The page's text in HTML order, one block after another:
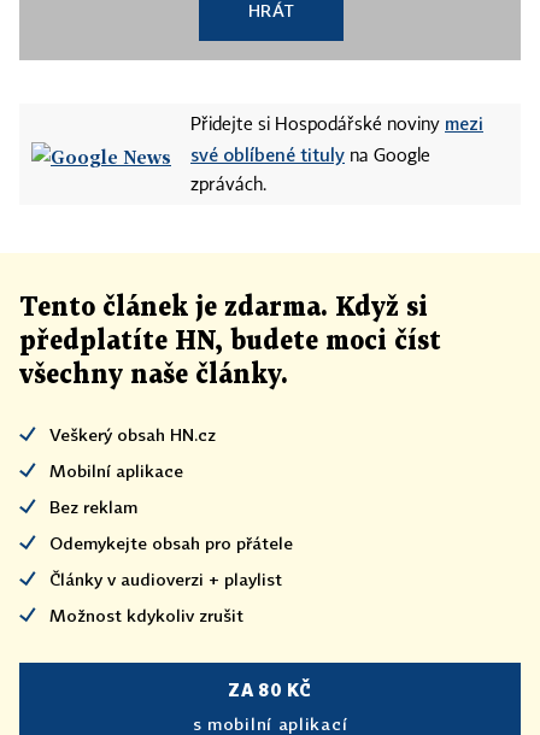
HRÁT
Přidejte si Hospodářské noviny mezi
své oblíbené tituly na Google
zprávách.
Tento článek je zdarma. Když si
předplatíte HN, budete moci číst
všechny naše články.
Veškerý obsah HN.cz
Mobilní aplikace
Bez reklam
Odemykejte obsah pro přátele
Články v audioverzi + playlist
Možnost kdykoliv zrušit
ZA 80 KČ
s mobilní aplikací